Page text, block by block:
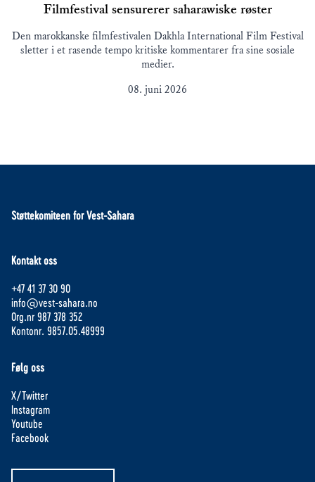
Filmfestival sensurerer saharawiske røster
Den marokkanske filmfestivalen Dakhla International Film Festival
sletter i et rasende tempo kritiske kommentarer fra sine sosiale
medier.
08. juni 2026
Støttekomiteen for Vest-Sahara
Kontakt oss
+47 41 37 30 90
info@vest-sahara.no
Org.nr 987 378 352
Kontonr. 9857.05.48999
Følg oss
X/Twitter
Instagram
Youtube
Facebook